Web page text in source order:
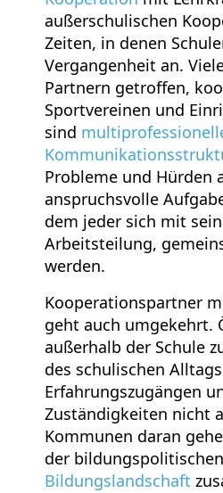
außerschulischen
Zeiten, in denen
Vergangenheit an.
Partnern getroffen,
Sportvereinen und
sind
Probleme und Hürden
anspruchsvolle
dem jeder sich mit
Arbeitsteilung,
werden.
Kooperationspartner
geht auch umgekehrt.
außerhalb der Schule
des schulischen
Erfahrungszugängen
Zuständigkeiten nicht
Kommunen daran
der
Bildungslandschaft